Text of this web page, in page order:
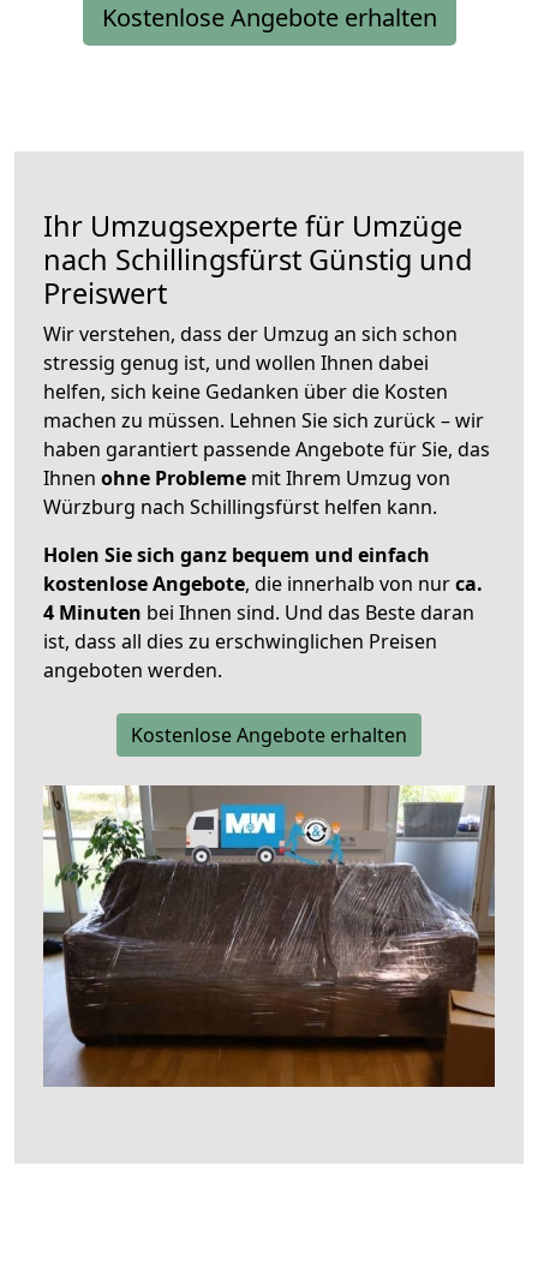
Kostenlose Angebote erhalten
Ihr Umzugsexperte für Umzüge
nach Schillingsfürst Günstig und
Preiswert
Wir verstehen, dass der Umzug an sich schon
stressig genug ist, und wollen Ihnen dabei
helfen, sich keine Gedanken über die Kosten
machen zu müssen. Lehnen Sie sich zurück – wir
haben garantiert passende Angebote für Sie, das
Ihnen ohne Probleme mit Ihrem Umzug von
Würzburg nach Schillingsfürst helfen kann.
Holen Sie sich ganz bequem und einfach
kostenlose Angebote, die innerhalb von nurca.
4 Minuten bei Ihnen sind. Und das Beste daran
ist, dass all dies zu erschwinglichen Preisen
angeboten werden.
Kostenlose Angebote erhalten